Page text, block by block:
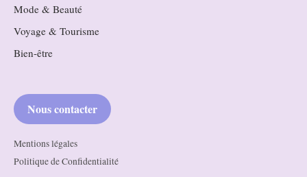
Mode & Beauté
Voyage & Tourisme
Bien-être
Nous contacter
Mentions légales
Politique de Confidentialité